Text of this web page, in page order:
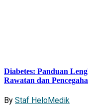
Diabetes: Panduan
Rawatan dan
By Staf HeloMedik